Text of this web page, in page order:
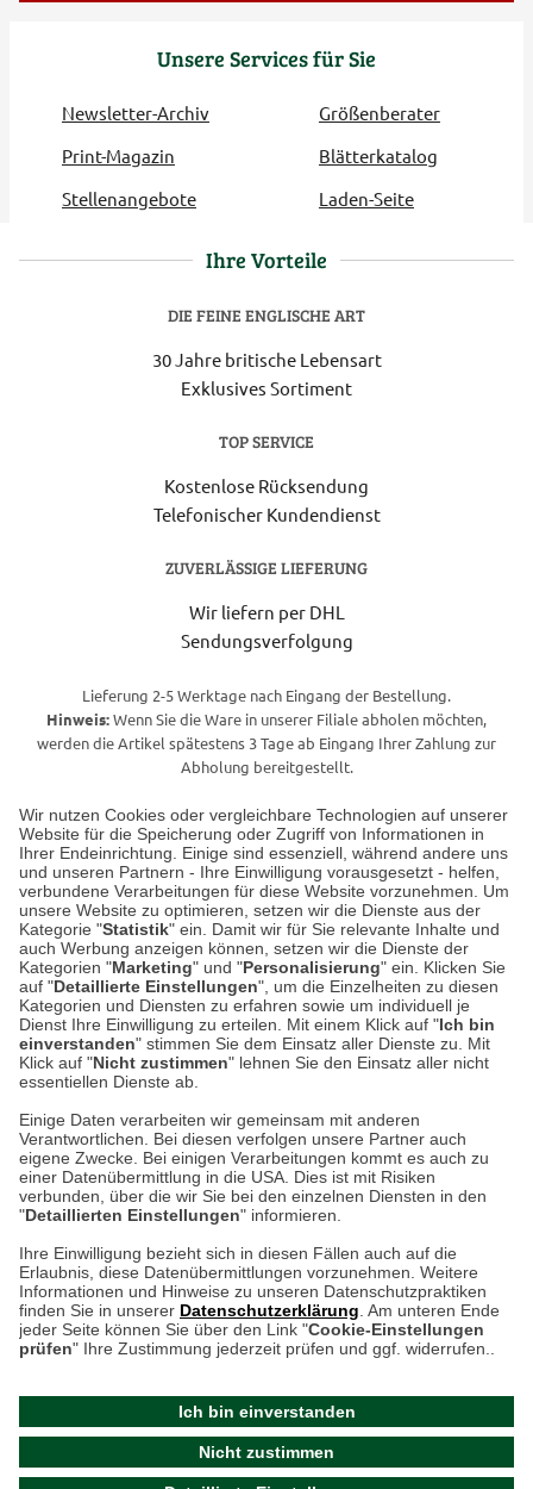
Wir nutzen Cookies oder vergleichbare Technologien auf unserer
Website für die Speicherung oder Zugriff von Informationen in
Ihrer Endeinrichtung. Einige sind essenziell, während andere uns
und unseren Partnern - Ihre Einwilligung vorausgesetzt - helfen,
verbundene Verarbeitungen für diese Website vorzunehmen. Um
unsere Website zu optimieren, setzen wir die Dienste aus der
Kategorie "Statistik" ein. Damit wir für Sie relevante Inhalte und
auch Werbung anzeigen können, setzen wir die Dienste der
Kategorien "Marketing" und "Personalisierung" ein. Klicken Sie
auf "Detaillierte Einstellungen", um die Einzelheiten zu diesen
Kategorien und Diensten zu erfahren sowie um individuell je
Dienst Ihre Einwilligung zu erteilen. Mit einem Klick auf "Ich bin
einverstanden" stimmen Sie dem Einsatz aller Dienste zu. Mit
Klick auf "Nicht zustimmen" lehnen Sie den Einsatz aller nicht
essentiellen Dienste ab.
Einige Daten verarbeiten wir gemeinsam mit anderen
Verantwortlichen. Bei diesen verfolgen unsere Partner auch
eigene Zwecke. Bei einigen Verarbeitungen kommt es auch zu
einer Datenübermittlung in die USA. Dies ist mit Risiken
verbunden, über die wir Sie bei den einzelnen Diensten in den
"Detaillierten Einstellungen" informieren.
Ihre Einwilligung bezieht sich in diesen Fällen auch auf die
Erlaubnis, diese Datenübermittlungen vorzunehmen. Weitere
Informationen und Hinweise zu unseren Datenschutzpraktiken
finden Sie in unserer Datenschutzerklärung . Am unteren Ende
jeder Seite können Sie über den Link "Cookie-Einstellungen
prüfen" Ihre Zustimmung jederzeit prüfen und ggf. widerrufen..
Ich bin einverstanden
Nicht zustimmen
Unsere Services für Sie
Newsletter-Archiv
Größenberater
Print-Magazin
Blätterkatalog
Stellenangebote
Laden-Seite
Ihre Vorteile
DIE FEINE ENGLISCHE ART
30 Jahre britische Lebensart
Exklusives Sortiment
TOP SERVICE
Kostenlose Rücksendung
Telefonischer Kundendienst
ZUVERLÄSSIGE LIEFERUNG
Wir liefern per DHL
Sendungsverfolgung
Lieferung 2-5 Werktage nach Eingang der Bestellung.
Hinweis:Wenn Sie die Ware in unserer Filiale abholen möchten,
werden die Artikel spätestens 3 Tage ab Eingang Ihrer Zahlung zur
Abholung bereitgestellt.
Unser Geschäft in Meckenheim
Auf dem Steinbüchel 6
53340 Meckenheim
Montag bis Samstag 9:00 Uhr bis 18:00 Uhr
weitere Information
Hier finden Sie uns im Netz
Kontakt
Umwelt und Entsorgung
Zur Echtheit von Bewertungen
Hinweisgeber-Schutzgesetz
Barrierefreiheit unserer Website
am 10.08.2026 um 13:17
2024 THE BRITISH SHOP
Versandhandel GmbH & Co. KG
Cookie-Einstellungen in Ihrem Browser
ACHTUNG!
Ihr Browser speichert aktuell keine Cookies!
Leider können Sie in diesem Fall unseren Online-Shop
Bitte stellen Sie sicher, dass Ihr Browser unsere funktionalen
Cookies für die Dauer Ihres Besuchs auf unserer Website